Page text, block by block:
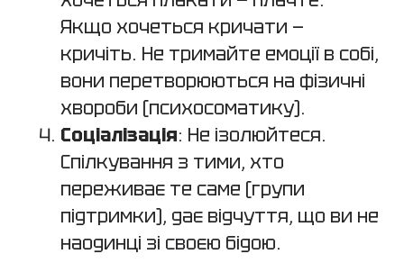
Якщо хочеться кричати —
кричіть. Не тримайте емоції в собі,
вони перетворюються на фізичні
хвороби (психосоматику).
Соціалізація: Не ізолюйтеся.
Спілкування з тими, хто
переживає те саме (групи
підтримки), дає відчуття, що ви не
наодинці зі своєю бідою.